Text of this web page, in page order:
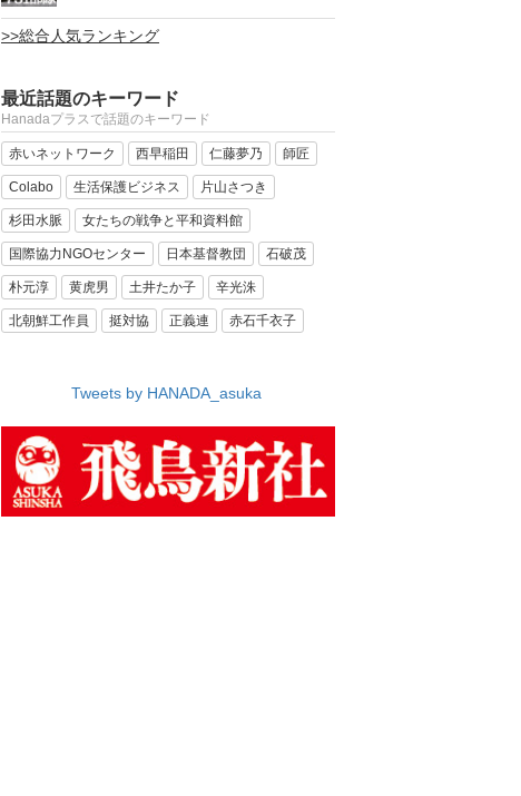
>>総合人気ランキング
最近話題のキーワード
Hanadaプラスで話題のキーワード
赤いネットワーク 西早稲田 仁藤夢乃 師匠
Colabo 生活保護ビジネス 片山さつき
杉田水脈 女たちの戦争と平和資料館
国際協力NGOセンター 日本基督教団 石破茂
朴元淳 黄虎男 土井たか子 辛光洙
北朝鮮工作員 挺対協 正義連 赤石千衣子
Tweets by HANADA_asuka